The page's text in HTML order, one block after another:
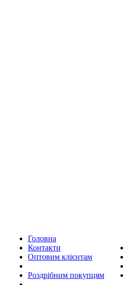
Головна
Контакти
Оптовим клієнтам
Роздрібним покупцям